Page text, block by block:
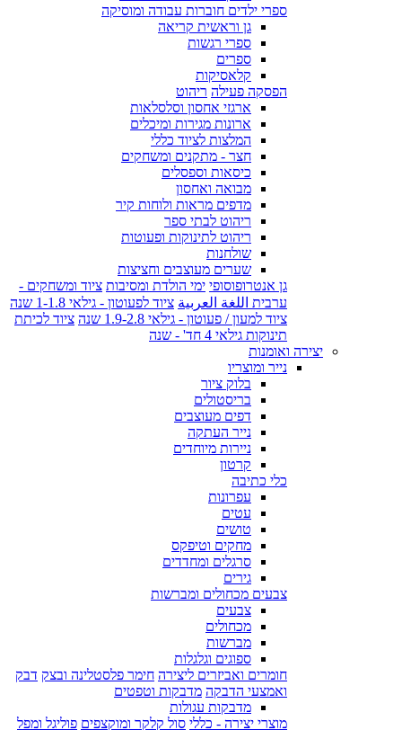
ספרי ילדים חוברות עבודה ומוסיקה
גן וראשית קריאה
ספרי רגשות
ספרים
קלאסיקות
הפסקה פעילה ריהוט
ארגזי אחסון וסלסלאות
ארונות מגירות ומיכלים
המלצות לציוד כללי
חצר - מתקנים ומשחקים
כיסאות וספסלים
מבואה ואחסון
מדפים מראות ולוחות קיר
ריהוט לבתי ספר
ריהוט לתינוקות ופעוטות
שולחנות
שערים מעוצבים וחציצות
גן אנטרופוסופי ימי הולדת ומסיבות ציוד ומשחקים -
ערבית اللغة العربية ציוד לפעוטון - גילאי 1-1.8 שנה
ציוד למעון / פעוטון - גילאי 1.9-2.8 שנה
ציוד לכיתת
תינוקות גילאי 4 חד' - שנה
יצירה ואומנות
נייר ומוצריו
בלוק ציור
בריסטולים
דפים מעוצבים
נייר העתקה
ניירות מיוחדים
קרטון
כלי כתיבה
עפרונות
עטים
טושים
מחקים וטיפקס
סרגלים ומחדדים
גירים
צבעים מכחולים ומברשות
צבעים
מכחולים
מברשות
ספוגים וגלגלות
חומרים ואביזרים ליצירה חימר פלסטלינה ובצק דבק
ואמצעי הדבקה מדבקות וטפטים
מדבקות עגולות
מוצרי יצירה - כללי סול קלקר ומוקצפים פוליגל ומפל